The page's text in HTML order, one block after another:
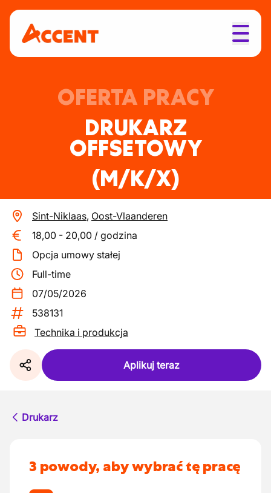
OFERTA PRACY
DRUKARZ
OFFSETOWY
(M/K/X)
Sint-Niklaas, Oost-Vlaanderen
18,00 - 20,00 / godzina
Opcja umowy stałej
Full-time
07/05/2026
538131
Technika i produkcja
Aplikuj teraz
Drukarz
3 powody, aby wybrać tę pracę